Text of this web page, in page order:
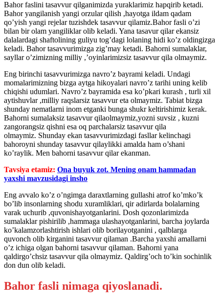
Bahor faslini tasavvur qilganimizda yuraklarimiz hapqirib ketadi.
Bahor yangilanish yangi orzular qilish ,hayotga ildam qadam
qo’yish yangi rejelar tuzishdek tasavvur qilamiz.Bahor fasli o’zi
bilan bir olam yangiliklar olib keladi. Yana tasavur qilar ekansiz
dalalardagi shaftolining guliyu tog’dagi lolaning hidi ko’z oldingizga
keladi. Bahor tasavvurimizga zig’may ketadi. Bahorni sumalaklar,
sayllar o’zimizning milliy ,’oyinlarimizsiz tasavvur qila olmaymiz.
Eng birinchi tasavvurimizga navro’z bayrami keladi. Undagi
momalarimizning bizga aytga hikoyalari navro’z tarihi uning kelib
chiqishi udumlari. Navro’z bayramida esa ko’pkari kurash , turli xil
aytishuvlar ,milliy raqslarsiz tasavvur eta olmaymiz. Tabiat bizga
shunday nematlarni inom etganki bunga shukr keltirishimiz kerak.
Bahorni sumalaksiz tasavvur qilaolmaymiz,yozni suvsiz , kuzni
zangorangsiz qishni esa oq parchalarsiz tasavvur qila
olmaymiz. Shunday ekan tasavvurimizdagi fasllar kelinchagi
bahoroyni shunday tasavvur qilaylikki amalda ham o’shani
ko’raylik. Men bahorni tasavvur qilar ekanman.
Tavsiya etamiz: Ona buyuk zot. Mening onam hammadan
yaxshi mavzusidagi insho
Eng avvalo ko’z o’ngimga daraxtlarning gullashi atrof ko’mko’k
bo’lib insonlarning shodu xuramliklari, qir adirlarda bolalarning
varak uchurib ,quvonishayotganlarini. Dosh qozonlarimizda
sumalaklar pishirilib ,hammaga ulashayotganlarini, barcha joylarda
ko’kalamzorlashtirish ishlari olib borilayotganini , qalblarga
quvonch olib kirganini tasavvur qilaman .Barcha yaxshi amallarni
o’z ichiga olgan bahorni tasavvur qilaman. Bahorni yana
qaldirgo’chsiz tasavvur qila olmaymiz. Qaldirg’och to’kin sochinlik
don dun olib keladi.
Bahor fasli nimaga qiyoslanadi.